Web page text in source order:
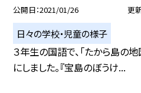
公開日 2021/01/26 更
日々の学校・児童の様子
３年生の国語で、「たから島の
にしました。『宝島のぼうけ...